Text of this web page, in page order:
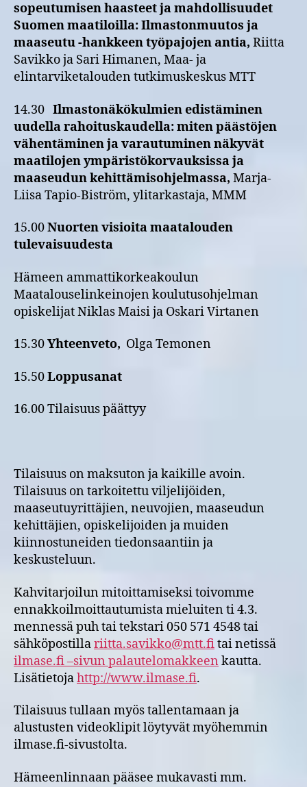
sopeutumisen haasteet ja mahdollisuudet
Suomen maatiloilla: Ilmastonmuutos ja
maaseutu -hankkeen työpajojen antia, Riitta
Savikko ja Sari Himanen, Maa- ja
elintarviketalouden tutkimuskeskus MTT
14.30 Ilmastonäkökulmien edistäminen
uudella rahoituskaudella: miten päästöjen
vähentäminen ja varautuminen näkyvät
maatilojen ympäristökorvauksissa ja
maaseudun kehittämisohjelmassa, Marja-
Liisa Tapio-Biström, ylitarkastaja, MMM
15.00Nuorten visioita maatalouden
tulevaisuudesta
Hämeen ammattikorkeakoulun
Maatalouselinkeinojen koulutusohjelman
opiskelijat Niklas Maisi ja Oskari Virtanen
15.30Yhteenveto, Olga Temonen
15.50Loppusanat
16.00 Tilaisuus päättyy
Tilaisuus on maksuton ja kaikille avoin.
Tilaisuus on tarkoitettu viljelijöiden,
maaseutuyrittäjien, neuvojien, maaseudun
kehittäjien, opiskelijoiden ja muiden
kiinnostuneiden tiedonsaantiin ja
keskusteluun.
Kahvitarjoilun mitoittamiseksi toivomme
ennakkoilmoittautumista mieluiten ti 4.3.
mennessä puh tai tekstari 050 571 4548 tai
sähköpostillariitta.savikko@mtt.fitai netissä
ilmase.fi –sivun palautelomakkeen kautta.
Lisätietojahttp://www.ilmase.fi.
Tilaisuus tullaan myös tallentamaan ja
alustusten videoklipit löytyvät myöhemmin
ilmase.fi-sivustolta.
Hämeenlinnaan pääsee mukavasti mm.